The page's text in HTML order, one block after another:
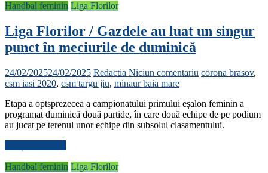
Handbal feminin Liga Florilor
Liga Florilor / Gazdele au luat un singur
punct în meciurile de duminică
24/02/202524/02/2025 Redactia Niciun comentariu corona brasov,
csm iasi 2020, csm targu jiu, minaur baia mare
Etapa a optsprezecea a campionatului primului eșalon feminin a
programat duminică două partide, în care două echipe de pe podium
au jucat pe terenul unor echipe din subsolul clasamentului.
Handbal feminin Liga Florilor